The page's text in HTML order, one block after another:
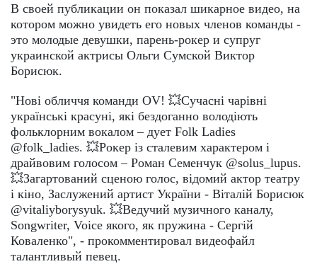
В своей публикации он показал шикарное видео, на
котором можно увидеть его новых членов команды -
это молодые девушки, парень-рокер и супруг
украинской актрисы Ольги Сумской Виктор
Борисюк.
"Нові обличчя команди OV! 💥Сучасні чарівні
українські красуні, які бездоганно володіють
фольклорним вокалом – дует Folk Ladies
@folk_ladies. 💥Рокер із сталевим характером і
драйвовим голосом – Роман Семенчук @solus_lupus.
💥Загартований сценою голос, відомий актор театру
і кіно, Заслужений артист України - Віталій Борисюк
@vitaliyborysyuk. 💥Ведучий музичного каналу,
Songwriter, Voice якого, як пружина - Сергій
Коваленко", - прокомментировал видеофайл
талантливый певец.